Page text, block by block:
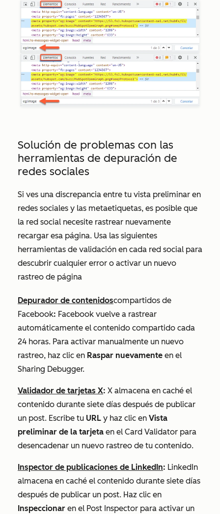
Solución de problemas con las
herramientas de depuración de
redes sociales
Si ves una discrepancia entre tu vista preliminar en
redes sociales y las metaetiquetas, es posible que
la red social necesite rastrear nuevamente
recargar esa página. Usa las siguientes
herramientas de validación en cada red social para
descubrir cualquier error o activar un nuevo
rastreo de página
Depurador de contenidoscompartidos de
Facebook: Facebook vuelve a rastrear
automáticamente el contenido compartido cada
24 horas. Para activar manualmente un nuevo
rastreo, haz clic en Raspar nuevamente en el
Sharing Debugger.
Validador de tarjetas X: X almacena en caché el
contenido durante siete días después de publicar
un post. Escribe tu URL y haz clic en Vista
preliminar de la tarjeta en el Card Validator para
desencadenar un nuevo rastreo de tu contenido.
Inspector de publicaciones de LinkedIn: LinkedIn
almacena en caché el contenido durante siete días
después de publicar un post. Haz clic en
Inspeccionar en el Post Inspector para activar un